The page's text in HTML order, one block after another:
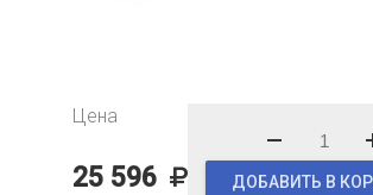
Цена
25 596 ДОБАВИТЬ В